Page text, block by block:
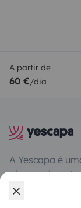
A partir de
60 €/dia
A Yescapa é
aluguer de
campervans
intermediário